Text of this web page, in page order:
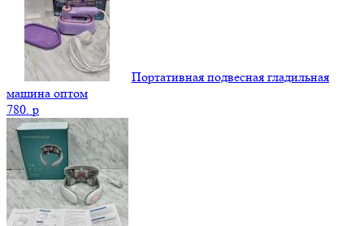
Портативная подвесная гладильная
машина оптом
780. p